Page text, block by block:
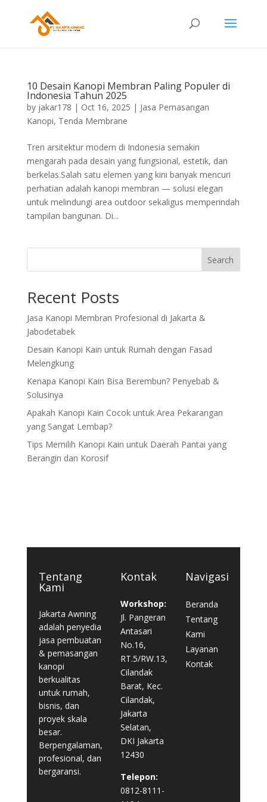
10 Desain Kanopi Membran Paling Populer di
Indonesia Tahun 2025
by jakar178 | Oct 16, 2025 | Jasa Pemasangan
Kanopi, Tenda Membrane
Tren arsitektur modern di Indonesia semakin
mengarah pada desain yang fungsional, estetik, dan
berkelas.Salah satu elemen yang kini banyak mencuri
perhatian adalah kanopi membran — solusi elegan
untuk melindungi area outdoor sekaligus memperindah
tampilan bangunan. Di...
Search
Recent Posts
Jasa Kanopi Membran Profesional di Jakarta &
Jabodetabek
Desain Kanopi Kain untuk Rumah dengan Fasad
Melengkung
Kenapa Kanopi Kain Bisa Berembun? Penyebab &
Solusinya
Apakah Kanopi Kain Cocok untuk Area Pekarangan
yang Sangat Lembap?
Tips Memilih Kanopi Kain untuk Daerah Pantai yang
Berangin dan Korosif
Tentang
Kami
Jakarta Awning
adalah penyedia
jasa pembuatan
& pemasangan
kanopi
berkualitas
untuk rumah,
bisnis, dan
proyek skala
besar.
Berpengalaman,
profesional, dan
bergaransi.
Kontak
Workshop:
Jl. Pangeran
Antasari
No.16,
RT.5/RW.13,
Cilandak
Barat, Kec.
Cilandak,
Jakarta
Selatan,
DKI Jakarta
12430
Telepon:
0812-8111-
Navigasi
Beranda
Tentang
Kami
Layanan
Kontak